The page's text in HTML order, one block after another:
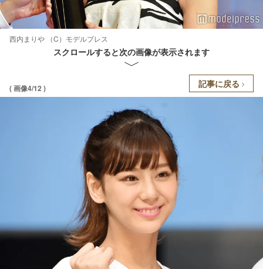
西内まりや （C）モデルプレス
スクロールすると次の画像が表示されます
( 画像4/12 ) 記事に戻る